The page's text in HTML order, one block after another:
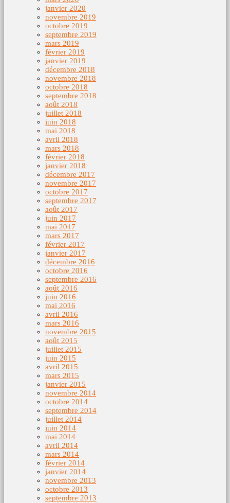
janvier 2020
novembre 2019
octobre 2019
septembre 2019
mars 2019
février 2019
janvier 2019
décembre 2018
novembre 2018
octobre 2018
septembre 2018
août 2018
juillet 2018
juin 2018
mai 2018
avril 2018
mars 2018
février 2018
janvier 2018
décembre 2017
novembre 2017
octobre 2017
septembre 2017
août 2017
juin 2017
mai 2017
mars 2017
février 2017
janvier 2017
décembre 2016
octobre 2016
septembre 2016
août 2016
juin 2016
mai 2016
avril 2016
mars 2016
novembre 2015
août 2015
juillet 2015
juin 2015
avril 2015
mars 2015
janvier 2015
novembre 2014
octobre 2014
septembre 2014
juillet 2014
juin 2014
mai 2014
avril 2014
mars 2014
février 2014
janvier 2014
novembre 2013
octobre 2013
septembre 2013